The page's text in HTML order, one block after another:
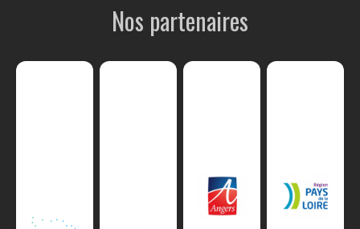
Nos partenaires